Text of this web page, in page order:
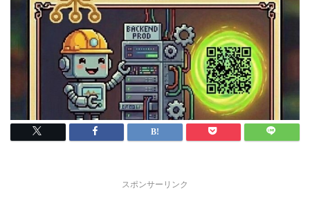
スポンサーリンク